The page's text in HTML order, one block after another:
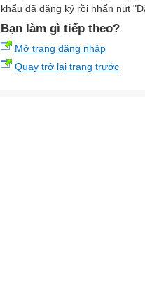
khẩu đã đăng ký rồi nhấn nút
Bạn làm gì tiếp theo?
Mở trang đăng nhập
Quay trở lại trang trước